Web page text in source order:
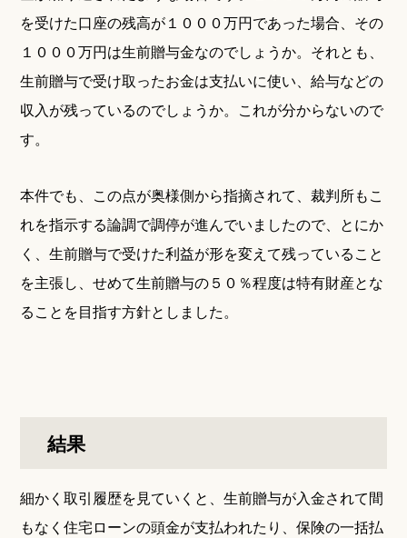
を受けた口座の残高が１０００万円であった場合、その
１０００万円は生前贈与金なのでしょうか。それとも、
生前贈与で受け取ったお金は支払いに使い、給与などの
収入が残っているのでしょうか。これが分からないので
す。
本件でも、この点が奥様側から指摘されて、裁判所もこ
れを指示する論調で調停が進んでいましたので、とにか
く、生前贈与で受けた利益が形を変えて残っていること
を主張し、せめて生前贈与の５０％程度は特有財産とな
ることを目指す方針としました。
結果
細かく取引履歴を見ていくと、生前贈与が入金されて間
もなく住宅ローンの頭金が支払われたり、保険の一括払